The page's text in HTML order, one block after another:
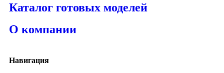
Каталог готовых моделей
О компании
Навигация